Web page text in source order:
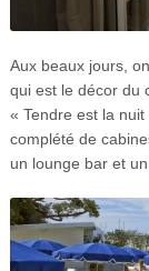
Aux beaux jours,
qui est le décor du
« Tendre est la
complété de
un lounge bar et